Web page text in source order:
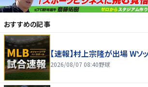
おすすめの記事
【速報】村上宗隆が出場 Wソ
2026/08/07 08:40野球